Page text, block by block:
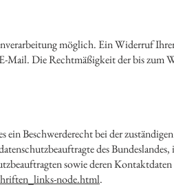
möglich. Ein Widerruf
Die Rechtmäßigkeit der bis zum
Beschwerderecht bei der
des Bundeslandes,
sowie deren Kontaktdaten
node.html.